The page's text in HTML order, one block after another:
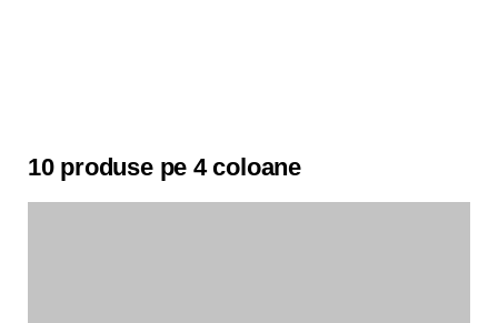
10 produse pe 4 coloane